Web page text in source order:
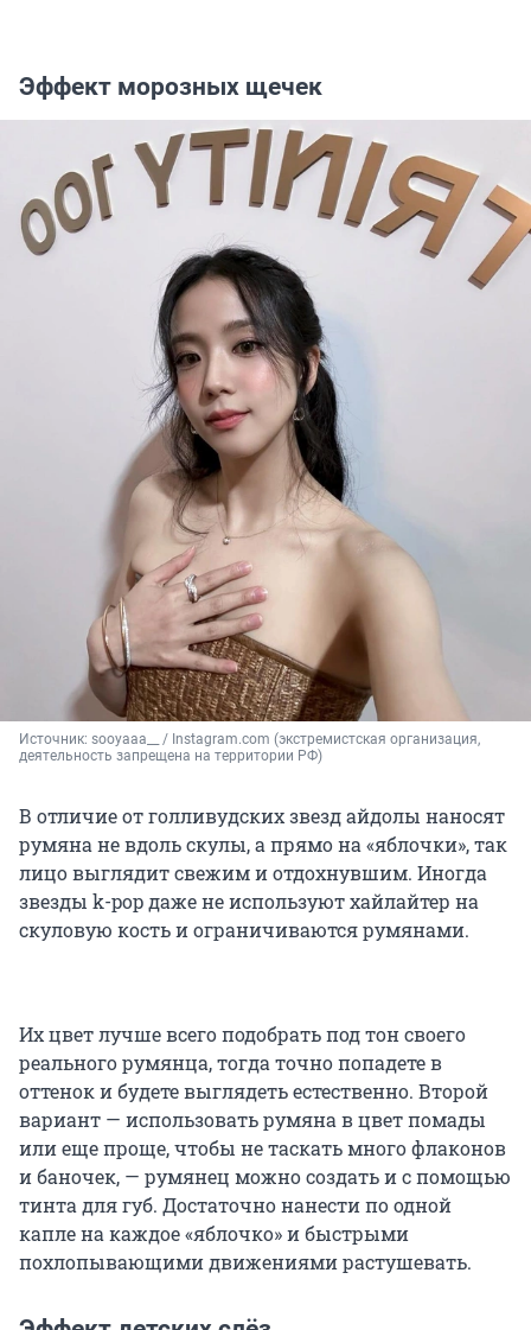
Эффект морозных щечек
Источник: sooyaaa__ / Instagram.com (экстремистская организация,
деятельность запрещена на территории РФ)
В отличие от голливудских звезд айдолы наносят
румяна не вдоль скулы, а прямо на «яблочки», так
лицо выглядит свежим и отдохнувшим. Иногда
звезды k-pop даже не используют хайлайтер на
скуловую кость и ограничиваются румянами.
Их цвет лучше всего подобрать под тон своего
реального румянца, тогда точно попадете в
оттенок и будете выглядеть естественно. Второй
вариант — использовать румяна в цвет помады
или еще проще, чтобы не таскать много флаконов
и баночек, — румянец можно создать и с помощью
тинта для губ. Достаточно нанести по одной
капле на каждое «яблочко» и быстрыми
похлопывающими движениями растушевать.